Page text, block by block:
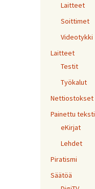
Laitteet
Soittimet
Videotykki
Laitteet
Testit
Työkalut
Nettiostokset
Painettu teksti
eKirjat
Lehdet
Piratismi
Säätöä